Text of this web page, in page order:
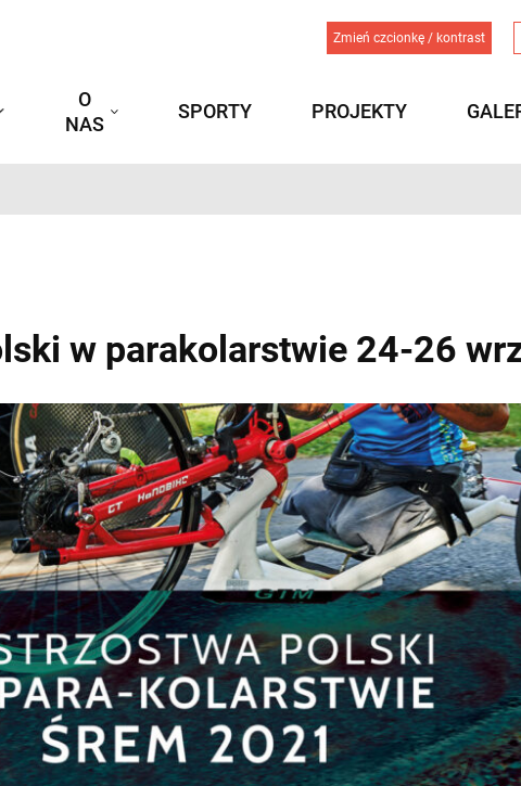
Zmień czcionkę / kontrast
O
NAS
SPORTY PROJEKTY
w parakolarstwie 24-26